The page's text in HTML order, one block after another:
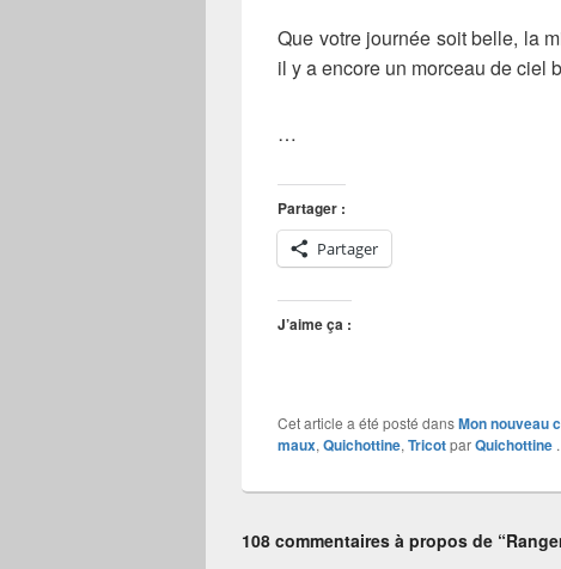
Que votre journée soit belle, la
il y a encore un morceau de ciel
…
Partager :
Partager
J’aime ça :
Cet article a été posté dansMon nouveau
maux, Quichottine, TricotparQuichottine
108 commentaires à propos de